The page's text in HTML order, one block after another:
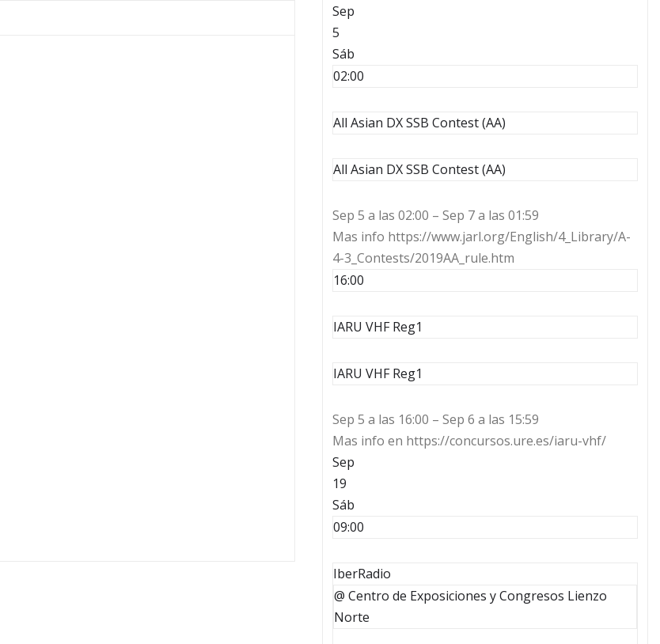
Sep
5
Sáb
02:00
All Asian DX SSB Contest (AA)
All Asian DX SSB Contest (AA)
Sep 5 a las 02:00 – Sep 7 a las 01:59
Mas info https://www.jarl.org/English/4_Library/A-
4-3_Contests/2019AA_rule.htm
16:00
IARU VHF Reg1
IARU VHF Reg1
Sep 5 a las 16:00 – Sep 6 a las 15:59
Mas info en https://concursos.ure.es/iaru-vhf/
Sep
19
Sáb
09:00
IberRadio
@ Centro de Exposiciones y Congresos Lienzo
Norte